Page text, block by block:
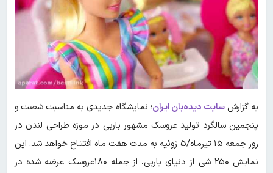
به گزارشسایت دیده‌بان ایران؛ نمایشگاه جدیدی به مناسبت شصت و
پنجمین سالگرد تولید عروسک مشهور باربی در موزه طراحی لندن در
روز جمعه ۱۵ تیرماه/۵ ژوئیه به مدت هفت ماه افتتاح خواهد شد. این
نمایش ۲۵۰ شی از دنیای باربی، از جمله ۱۸۰عروسک عرضه شده در